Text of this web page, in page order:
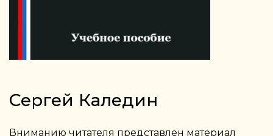
Сергей Каледин
Вниманию читателя представлен материал